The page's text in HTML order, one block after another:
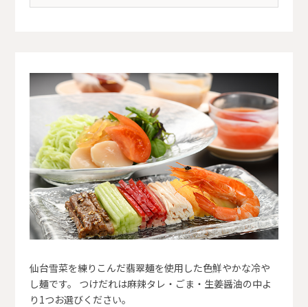
仙台雪菜を練りこんだ翡翠麺を使用した色鮮やかな冷や
し麺です。 つけだれは麻辣タレ・ごま・生姜醤油の中よ
り1つお選びください。